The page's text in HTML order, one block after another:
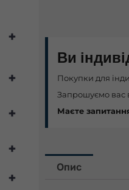
+
+
+
+
+
Ви
Покупки для
Запрошуємо вас
Маєте
Опис